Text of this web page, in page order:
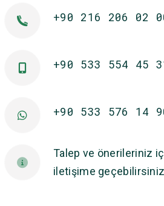
+90 216 206 02
+90 533 554 45
+90 533 576 14
Talep ve önerileriniz
iletişime